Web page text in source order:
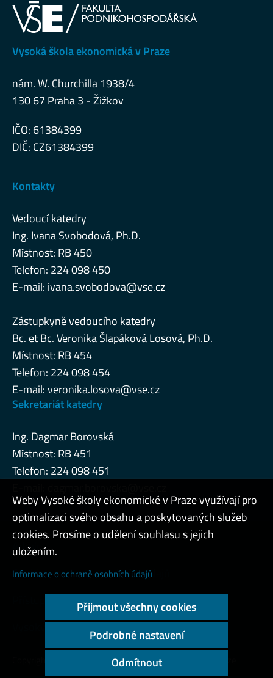
Vysoká škola ekonomická v Praze
nám. W. Churchilla 1938/4
130 67 Praha 3 - Žižkov
IČO: 61384399
DIČ: CZ61384399
Kontakty
Vedoucí katedry
Ing. Ivana Svobodová, Ph.D.
Místnost: RB 450
Telefon: 224 098 450
E-mail: ivana.svobodova@vse.cz
Zástupkyně vedoucího katedry
Bc. et Bc. Veronika Šlapáková Losová, Ph.D.
Místnost: RB 454
Telefon: 224 098 454
E-mail:veronika.losova@vse.cz
Sekretariát katedry
Ing. Dagmar Borovská
Místnost: RB 451
Telefon: 224 098 451
Admin
Cookies a ochrana osobních údajů
Přístupnost webu
Vysoký kontrast
Copyright © 2000 - 2026 Vysoká škola ekonomická v Praze
Weby Vysoké školy ekonomické v Praze využívají pro
optimalizaci svého obsahu a poskytovaných služeb
cookies. Prosíme o udělení souhlasu s jejich
uložením.
Informace o ochraně osobních údajů
Přijmout všechny cookies
Podrobné nastavení
Odmítnout